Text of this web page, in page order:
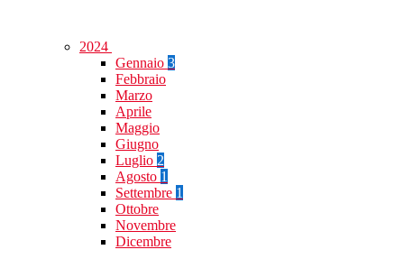
2024
Gennaio 3
Febbraio
Marzo
Aprile
Maggio
Giugno
Luglio 2
Agosto 1
Settembre 1
Ottobre
Novembre
Dicembre